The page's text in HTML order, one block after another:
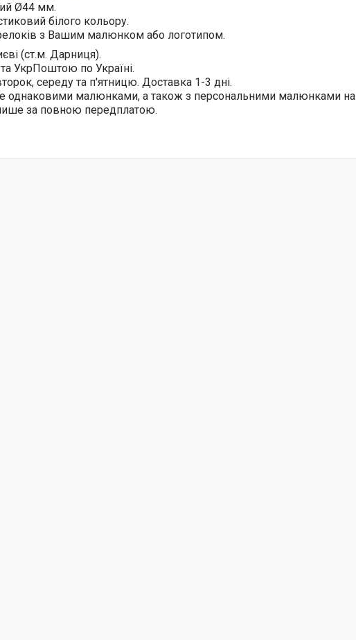
Ø44 мм.
білого кольору.
з Вашим малюнком або логотипом.
(ст.м. Дарниця).
УкрПоштою по Україні.
середу та п'ятницю. Доставка 1-3 дні.
однаковими малюнками, а також з персональними малюнками на
за повною передплатою.